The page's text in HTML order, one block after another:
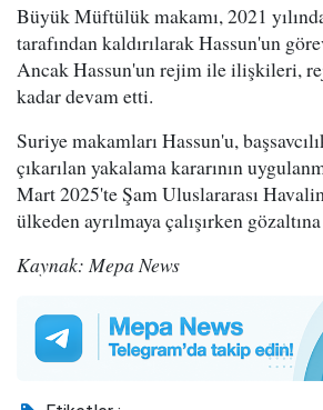
Büyük Müftülük makamı, 2021
tarafından kaldırılarak Hassun'un
Ancak Hassun'un rejim ile ilişkileri,
kadar devam etti.
Suriye makamları Hassun'u,
çıkarılan yakalama kararının
Mart 2025'te Şam Uluslararası
ülkeden ayrılmaya çalışırken
Kaynak: Mepa News